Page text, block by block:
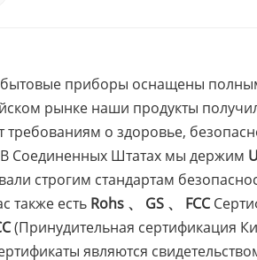
приборы оснащены
рынке наши продукты
требованиям о здоровье,
Соединенных Штатах мы держим
строгим стандартам
также есть Rohs 、 GS 、 FCC
(Принудительная сертификация
являются